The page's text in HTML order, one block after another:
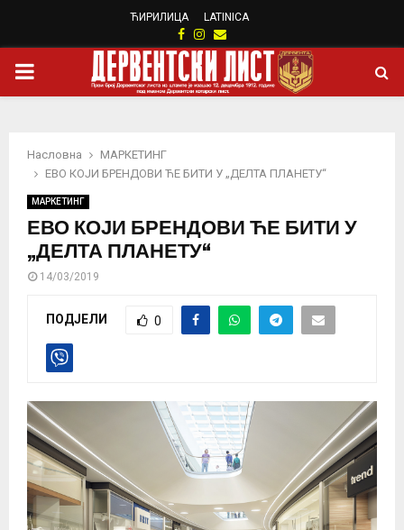
ЋИРИЛИЦА LATINICA
Facebook
Instagram
Email
PRIMARY
Насловна
МАРКЕТИНГ
ЕВО КОЈИ БРЕНДОВИ ЋЕ БИТИ У „ДЕЛТА ПЛАНЕТУ“
МАРКЕТИНГ
ЕВО КОЈИ БРЕНДОВИ ЋЕ БИТИ У
„ДЕЛТА ПЛАНЕТУ“
14/03/2019
ПОДЈЕЛИ 0